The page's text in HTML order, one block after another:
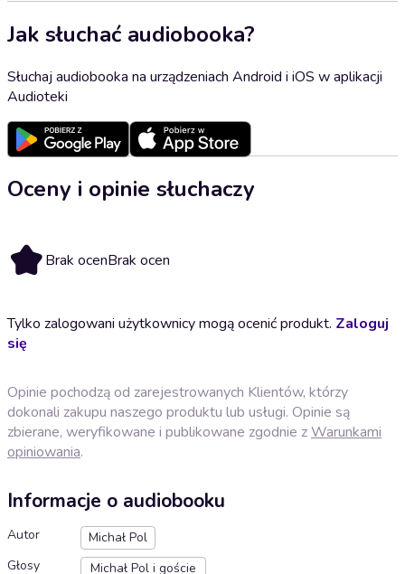
Jak słuchać audiobooka?
Słuchaj audiobooka na urządzeniach Android i iOS w aplikacji
Audioteki
Oceny i opinie słuchaczy
Brak ocenBrak ocen
Tylko zalogowani użytkownicy mogą ocenić produkt. Zaloguj
się
Opinie pochodzą od zarejestrowanych Klientów, którzy
dokonali zakupu naszego produktu lub usługi. Opinie są
zbierane, weryfikowane i publikowane zgodnie zWarunkami
opiniowania.
Informacje o audiobooku
Autor
Michał Pol
Głosy
Michał Pol i goście